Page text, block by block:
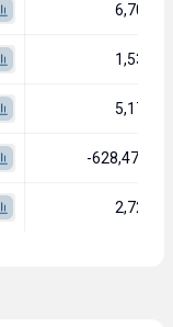
6,70 bi
1,53 bi
5,17 bi
-628,47 mi
2,72 bi